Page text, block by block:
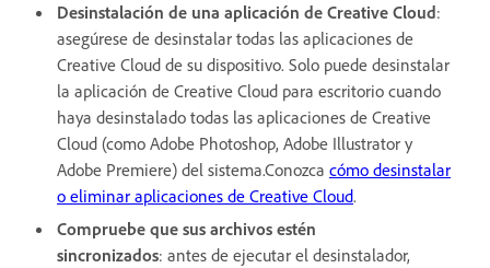
Desinstalación de una aplicación de Creative Cloud:
asegúrese de desinstalar todas las aplicaciones de
Creative Cloud de su dispositivo. Solo puede desinstalar
la aplicación de Creative Cloud para escritorio cuando
haya desinstalado todas las aplicaciones de Creative
Cloud (como Adobe Photoshop, Adobe Illustrator y
Adobe Premiere) del sistema.Conozca cómo desinstalar
o eliminar aplicaciones de Creative Cloud.
Compruebe que sus archivos estén
sincronizados: antes de ejecutar el desinstalador,